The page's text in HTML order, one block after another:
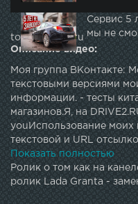
Сервис 5
мы не
topautotube.ru
Описание видео:
Моя группа ВКонтакте:
текстовыми версиями
информации. - тесты
магазинов.Я, на
youИспользование моих
текстовой и URL
подписывайтесь,
на дороге!
Показать полностью
Ролик о том как на
ролик Lada Granta -